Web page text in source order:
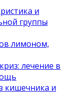
и
группы
лимоном,
лечение в
кишечника и